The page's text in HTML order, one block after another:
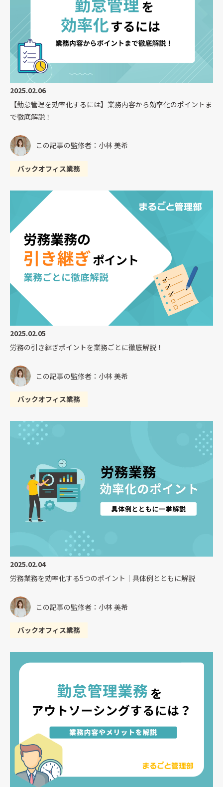
2025.02.06
【勤怠管理を効率化するには】業務内容から効率化のポイントま
で徹底解説！
この記事の監修者：小林 美希
バックオフィス業務
2025.02.05
労務の引き継ぎポイントを業務ごとに徹底解説！
この記事の監修者：小林 美希
バックオフィス業務
2025.02.04
労務業務を効率化する5つのポイント｜具体例とともに解説
この記事の監修者：小林 美希
バックオフィス業務